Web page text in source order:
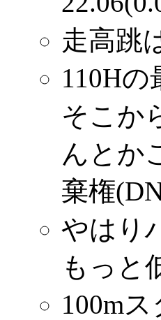
走高跳
110H
そこか
んとか
棄権
やはり
もっと
100m